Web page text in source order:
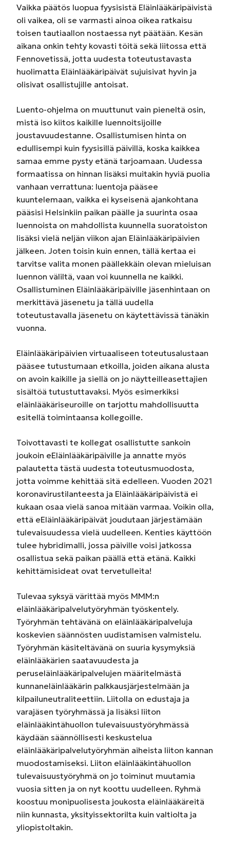
Vaikka päätös luopua fyysisistä Eläinlääkäripäivistä
oli vaikea, oli se varmasti ainoa oikea ratkaisu
toisen tautiaallon nostaessa nyt päätään. Kesän
aikana onkin tehty kovasti töitä sekä liitossa että
Fennovetissä, jotta uudesta toteutustavasta
huolimatta Eläinlääkäripäivät sujuisivat hyvin ja
olisivat osallistujille antoisat.
Luento-ohjelma on muuttunut vain pieneltä osin,
mistä iso kiitos kaikille luennoitsijoille
joustavuudestanne. Osallistumisen hinta on
edullisempi kuin fyysisillä päivillä, koska kaikkea
samaa emme pysty etänä tarjoamaan. Uudessa
formaatissa on hinnan lisäksi muitakin hyviä puolia
vanhaan verrattuna: luentoja pääsee
kuuntelemaan, vaikka ei kyseisenä ajankohtana
pääsisi Helsinkiin paikan päälle ja suurinta osaa
luennoista on mahdollista kuunnella suoratoiston
lisäksi vielä neljän viikon ajan Eläinlääkäripäivien
jälkeen. Joten toisin kuin ennen, tällä kertaa ei
tarvitse valita monen päällekkäin olevan mieluisan
luennon väliltä, vaan voi kuunnella ne kaikki.
Osallistuminen Eläinlääkäripäiville jäsenhintaan on
merkittävä jäsenetu ja tällä uudella
toteutustavalla jäsenetu on käytettävissä tänäkin
vuonna.
Eläinlääkäripäivien virtuaaliseen toteutusalustaan
pääsee tutustumaan etkoilla, joiden aikana alusta
on avoin kaikille ja siellä on jo näytteilleasettajien
sisältöä tutustuttavaksi. Myös esimerkiksi
eläinlääkäriseuroille on tarjottu mahdollisuutta
esitellä toimintaansa kollegoille.
Toivottavasti te kollegat osallistutte sankoin
joukoin eEläinlääkäripäiville ja annatte myös
palautetta tästä uudesta toteutusmuodosta,
jotta voimme kehittää sitä edelleen. Vuoden 2021
koronavirustilanteesta ja Eläinlääkäripäivistä ei
kukaan osaa vielä sanoa mitään varmaa. Voikin olla,
että eEläinlääkäripäivät joudutaan järjestämään
tulevaisuudessa vielä uudelleen. Kenties käyttöön
tulee hybridimalli, jossa päiville voisi jatkossa
osallistua sekä paikan päällä että etänä. Kaikki
kehittämisideat ovat tervetulleita!
Tulevaa syksyä värittää myös MMM:n
eläinlääkäripalvelutyöryhmän työskentely.
Työryhmän tehtävänä on eläinlääkäripalveluja
koskevien säännösten uudistamisen valmistelu.
Työryhmän käsiteltävänä on suuria kysymyksiä
eläinlääkärien saatavuudesta ja
peruseläinlääkäripalvelujen määritelmästä
kunnaneläinlääkärin palkkausjärjestelmään ja
kilpailuneutraliteettiin. Liitolla on edustaja ja
varajäsen työryhmässä ja lisäksi liiton
eläinlääkintähuollon tulevaisuustyöryhmässä
käydään säännöllisesti keskustelua
eläinlääkäripalvelutyöryhmän aiheista liiton kannan
muodostamiseksi. Liiton eläinlääkintähuollon
tulevaisuustyöryhmä on jo toiminut muutamia
vuosia sitten ja on nyt koottu uudelleen. Ryhmä
koostuu monipuolisesta joukosta eläinlääkäreitä
niin kunnasta, yksityissektorilta kuin valtiolta ja
yliopistoltakin.